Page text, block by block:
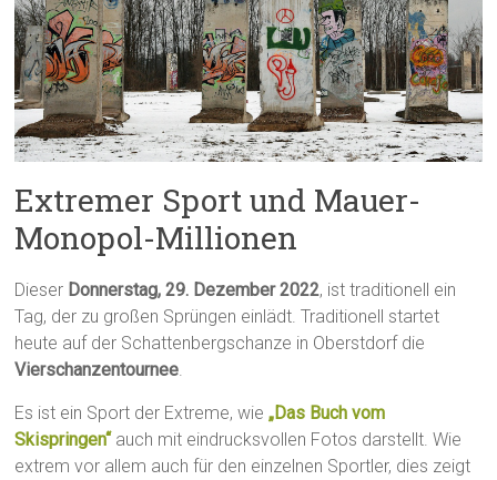
Extremer Sport und Mauer-
Monopol-Millionen
Dieser Donnerstag, 29. Dezember 2022, ist traditionell ein
Tag, der zu großen Sprüngen einlädt. Traditionell startet
heute auf der Schattenbergschanze in Oberstdorf die
Vierschanzentournee
Es ist ein Sport der Extreme, wie„Das Buch vom
Skispringen“auch mit eindrucksvollen Fotos darstellt. Wie
extrem vor allem auch für den einzelnen Sportler, dies zeigt